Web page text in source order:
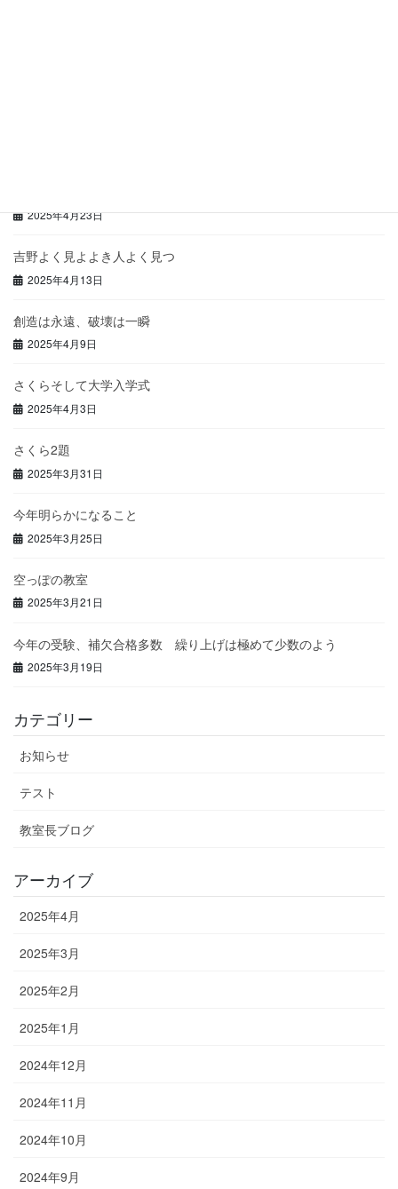
2025年4月23日
吉野よく見よよき人よく見つ
2025年4月13日
創造は永遠、破壊は一瞬
2025年4月9日
さくらそして大学入学式
2025年4月3日
さくら2題
2025年3月31日
今年明らかになること
2025年3月25日
空っぽの教室
2025年3月21日
今年の受験、補欠合格多数 繰り上げは極めて少数のよう
2025年3月19日
カテゴリー
お知らせ
テスト
教室長ブログ
アーカイブ
2025年4月
2025年3月
2025年2月
2025年1月
2024年12月
2024年11月
2024年10月
2024年9月